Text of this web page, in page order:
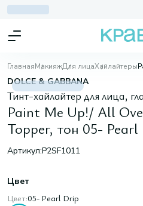
ГлавнаяМакияжДля лицаХайлайтеры
DOLCE & GABBANA
Тинт-хайлайтер для лица,
Paint Me Up!/ All
Topper, тон 05-
Артикул:P2SF1011
Цвет
Цвет:05- Pearl Drip